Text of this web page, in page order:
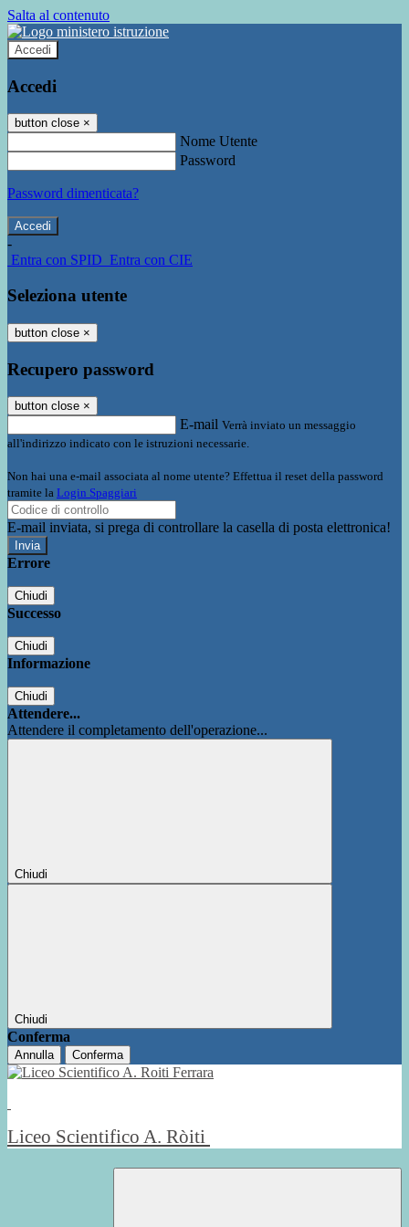
Salta al contenuto
Accedi
Accedi
button close ×
Nome Utente
Password
Password dimenticata?
-
Entra con SPID Entra con CIE
Seleziona utente
button close ×
Recupero password
button close ×
E-mail Verrà inviato un messaggio
all'indirizzo indicato con le istruzioni necessarie.
Non hai una e-mail associata al nome utente? Effettua il reset della password
tramite la Login Spaggiari
E-mail inviata, si prega di controllare la casella di posta elettronica!
Errore
Chiudi
Successo
Chiudi
Informazione
Chiudi
Attendere...
Attendere il completamento dell'operazione...
Chiudi
Chiudi
Conferma
Annulla Conferma
Liceo Scientifico A. Ròiti